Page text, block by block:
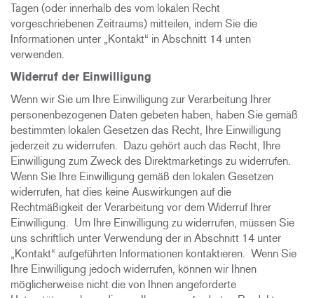
Tagen (oder innerhalb des vom lokalen Recht
vorgeschriebenen Zeitraums) mitteilen, indem Sie die
Informationen unter „Kontakt“ in Abschnitt 14 unten
verwenden.
Widerruf der Einwilligung
Wenn wir Sie um Ihre Einwilligung zur Verarbeitung Ihrer
personenbezogenen Daten gebeten haben, haben Sie gemäß
bestimmten lokalen Gesetzen das Recht, Ihre Einwilligung
jederzeit zu widerrufen. Dazu gehört auch das Recht, Ihre
Einwilligung zum Zweck des Direktmarketings zu widerrufen.
Wenn Sie Ihre Einwilligung gemäß den lokalen Gesetzen
widerrufen, hat dies keine Auswirkungen auf die
Rechtmäßigkeit der Verarbeitung vor dem Widerruf Ihrer
Einwilligung. Um Ihre Einwilligung zu widerrufen, müssen Sie
uns schriftlich unter Verwendung der in Abschnitt 14 unter
„Kontakt“ aufgeführten Informationen kontaktieren. Wenn Sie
Ihre Einwilligung jedoch widerrufen, können wir Ihnen
möglicherweise nicht die von Ihnen angeforderte